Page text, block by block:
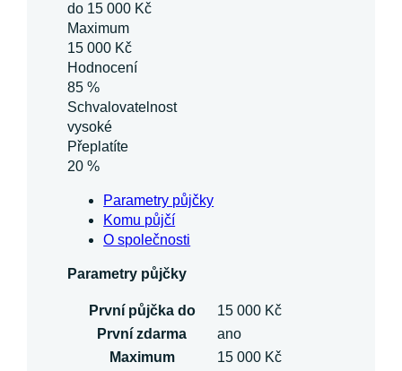
do 15 000 Kč
Maximum
15 000 Kč
Hodnocení
85 %
Schvalovatelnost
vysoké
Přeplatíte
20 %
Parametry půjčky
Komu půjčí
O společnosti
Parametry půjčky
První půjčka do
15 000 Kč
První zdarma
ano
Maximum
15 000 Kč